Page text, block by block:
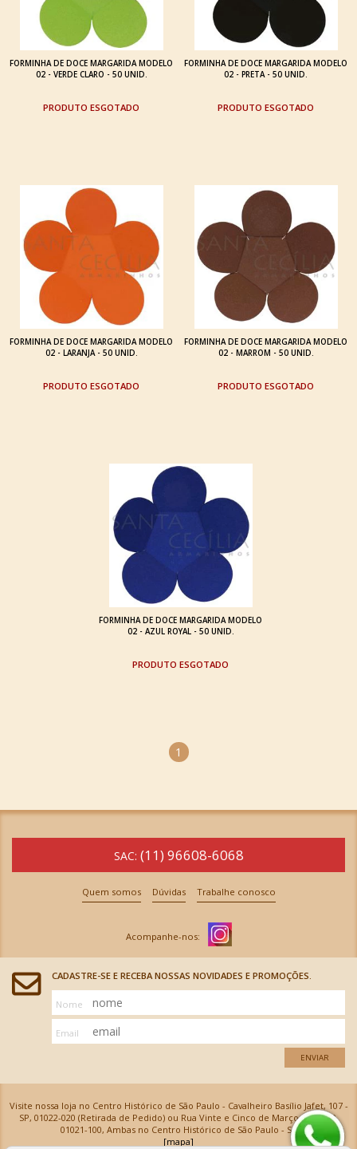
FORMINHA DE DOCE MARGARIDA MODELO
02 - VERDE CLARO - 50 UNID.
ESGOTADO
FORMINHA DE DOCE MARGARIDA MODELO
02 - PRETA - 50 UNID.
ESGOTADO
FORMINHA DE DOCE MARGARIDA MODELO
02 - LARANJA - 50 UNID.
ESGOTADO
FORMINHA DE DOCE MARGARIDA MODELO
02 - MARROM - 50 UNID.
ESGOTADO
FORMINHA DE DOCE MARGARIDA MODELO
02 - AZUL ROYAL - 50 UNID.
ESGOTADO
1
SAC: (11) 96608-6068
Quem somos Dúvidas Trabalhe conosco
CADASTRE-SE E RECEBA NOSSAS NOVIDADES E PROMOÇÕES.
Nome
Email
ENVIAR
Visite nossa loja no Centro Histórico de São Paulo - Cavalheiro Basílio Jafet, 107 -
SP, 01022-020 (Retirada de Pedido) ou Rua Vinte e Cinco de Março, 576 - SP,
01021-100, Ambas no Centro Histórico de São Paulo - SP
[mapa]